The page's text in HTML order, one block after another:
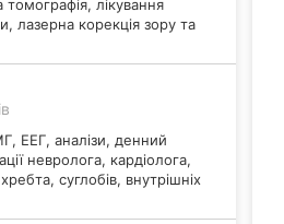
лікування
лазерна корекція зору та
ЕЕГ, аналізи, денний
невролога, кардіолога,
суглобів, внутрішніх